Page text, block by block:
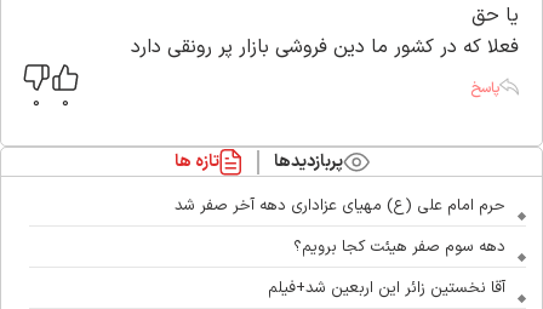
یا حق
فعلا که در کشور ما دین فروشی بازار پر رونقی دارد
پاسخ
پربازدیدها تازه ها
حرم امام علی (ع) مهیای عزاداری دهه آخر صفر شد
دهه سوم صفر هیئت کجا برویم؟
آقا نخستین زائر این اربعین شد+فیلم